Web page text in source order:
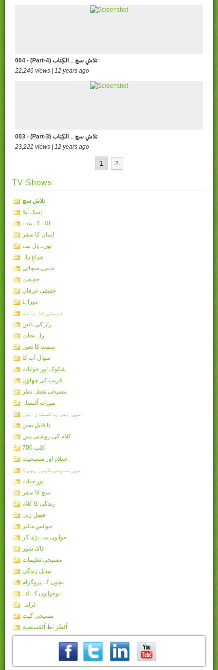
004 - (Part-4) تلاشِ سچ ۔ الکِتاب
22,246 views | 12 years ago
003 - (Part-3) تلاشِ سچ ۔ الکِتاب
23,221 views | 12 years ago
1 2
TV Shows
تلاشِ سچ
اِسک آبلا
اللہ کے بندے
ایمان کا سفر
پورے دِل سے
چراغِ راہ
حتمی سچائی
حقیقت
حقیقی عرفان
دوراہا
دوستی کا ہاتھ
راز کی باتیں
راہِ نجات
سمت کا تعین
سوال آپ کا
شکوک اور جوابات
قربت کی چھاؤں
مسیحی نقطہِ نظر
میرات اُلنساہ
میں بھی پاکستان ہوں
نا قابلِ یقین
کلام کی روشنی میں
کلب 700
اسلام اور مسیحیت
میں مسیحی کیوں ہوں؟
نورِ حیات
سچ کا سفر
زندگی کا کلام
فضلِ رَبی
جوائس مائیر
خوابوں سے بڑھ کر
ٹاک شوز
مسیحی تَعلیمات
تبدیل زندگی
بچوں کے پروگرام
نوجوانوں کے لئے
ڈرامہ
مسیحی گیت
اُلصِّرَٲطَ اُلمُستَقِيمَ